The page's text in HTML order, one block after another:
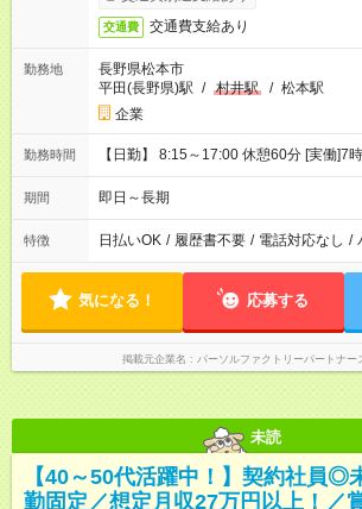
交通費 交通費支給あり
勤務地
長野県松本市
平田(長野県)駅 / 村井駅 / 松本駅
企業
勤務時間 【日勤】 8:15～17:00 休憩60分 [実働]7
期間 即日～長期
特徴 日払いOK / 履歴書不要 / 電話対応なし /
気になる！ 応募する
掲載元企業名 パーソルファクトリーパートナー
未読
【40～50代活躍中！】契約社員
勤固定／想定月収27万円以上！／